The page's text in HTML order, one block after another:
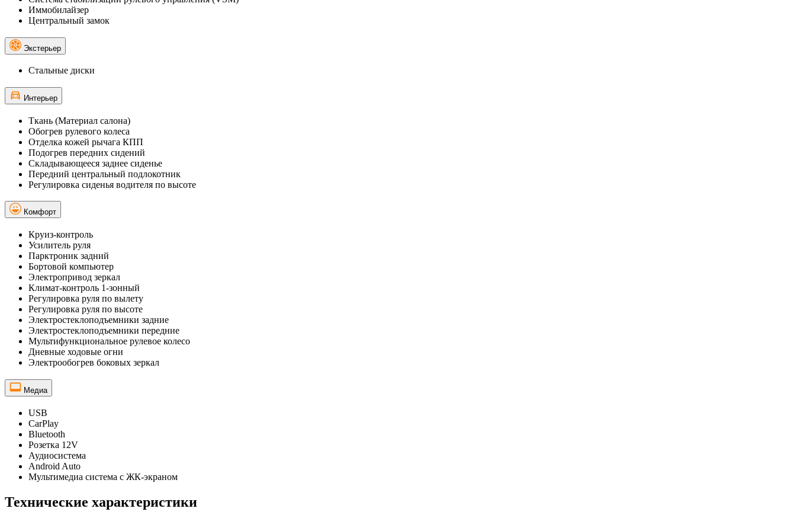
Иммобилайзер
Центральный замок
Экстерьер
Стальные диски
Интерьер
Ткань (Материал салона)
Обогрев рулевого колеса
Отделка кожей рычага КПП
Подогрев передних сидений
Складывающееся заднее сиденье
Передний центральный подлокотник
Регулировка сиденья водителя по высоте
Комфорт
Круиз-контроль
Усилитель руля
Парктроник задний
Бортовой компьютер
Электропривод зеркал
Климат-контроль 1-зонный
Регулировка руля по вылету
Регулировка руля по высоте
Электростеклоподъемники задние
Электростеклоподъемники передние
Мультифункциональное рулевое колесо
Дневные ходовые огни
Электрообогрев боковых зеркал
Медиа
USB
CarPlay
Bluetooth
Розетка 12V
Аудиосистема
Android Auto
Мультимедиа система с ЖК-экраном
Технические характеристики